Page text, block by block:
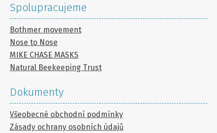
Spolupracujeme
Bothmer movement
Nose to Nose
MIKE CHASE MASKS
Natural Beekeeping Trust
Dokumenty
Všeobecné obchodní podmínky
Zásady ochrany osobních údajů